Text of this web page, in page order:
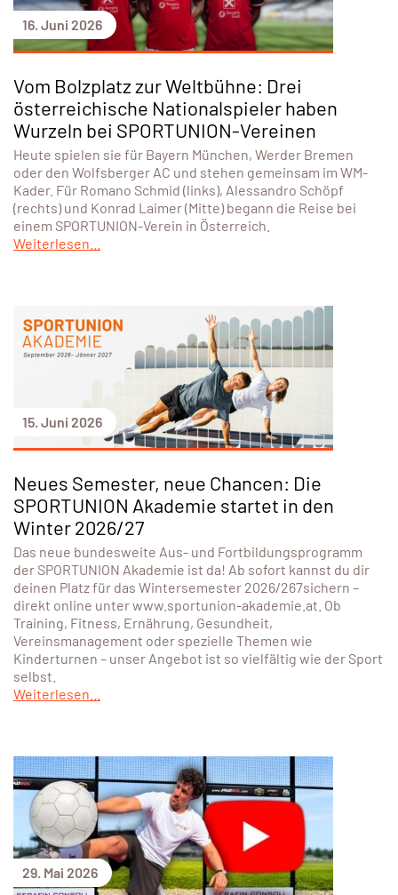
16. Juni 2026
Vom Bolzplatz zur Weltbühne: Drei
österreichische Nationalspieler haben
Wurzeln bei SPORTUNION-Vereinen
Heute spielen sie für Bayern München, Werder Bremen
oder den Wolfsberger AC und stehen gemeinsam im WM-
Kader. Für Romano Schmid (links), Alessandro Schöpf
(rechts) und Konrad Laimer (Mitte) begann die Reise bei
einem SPORTUNION-Verein in Österreich.
Weiterlesen...
15. Juni 2026
Neues Semester, neue Chancen: Die
SPORTUNION Akademie startet in den
Winter 2026/27
Das neue bundesweite Aus- und Fortbildungsprogramm
der SPORTUNION Akademie ist da! Ab sofort kannst du dir
deinen Platz für das Wintersemester 2026/267sichern –
direkt online unter www.sportunion-akademie.at. Ob
Training, Fitness, Ernährung, Gesundheit,
Vereinsmanagement oder spezielle Themen wie
Kinderturnen – unser Angebot ist so vielfältig wie der Sport
selbst.
Weiterlesen...
29. Mai 2026